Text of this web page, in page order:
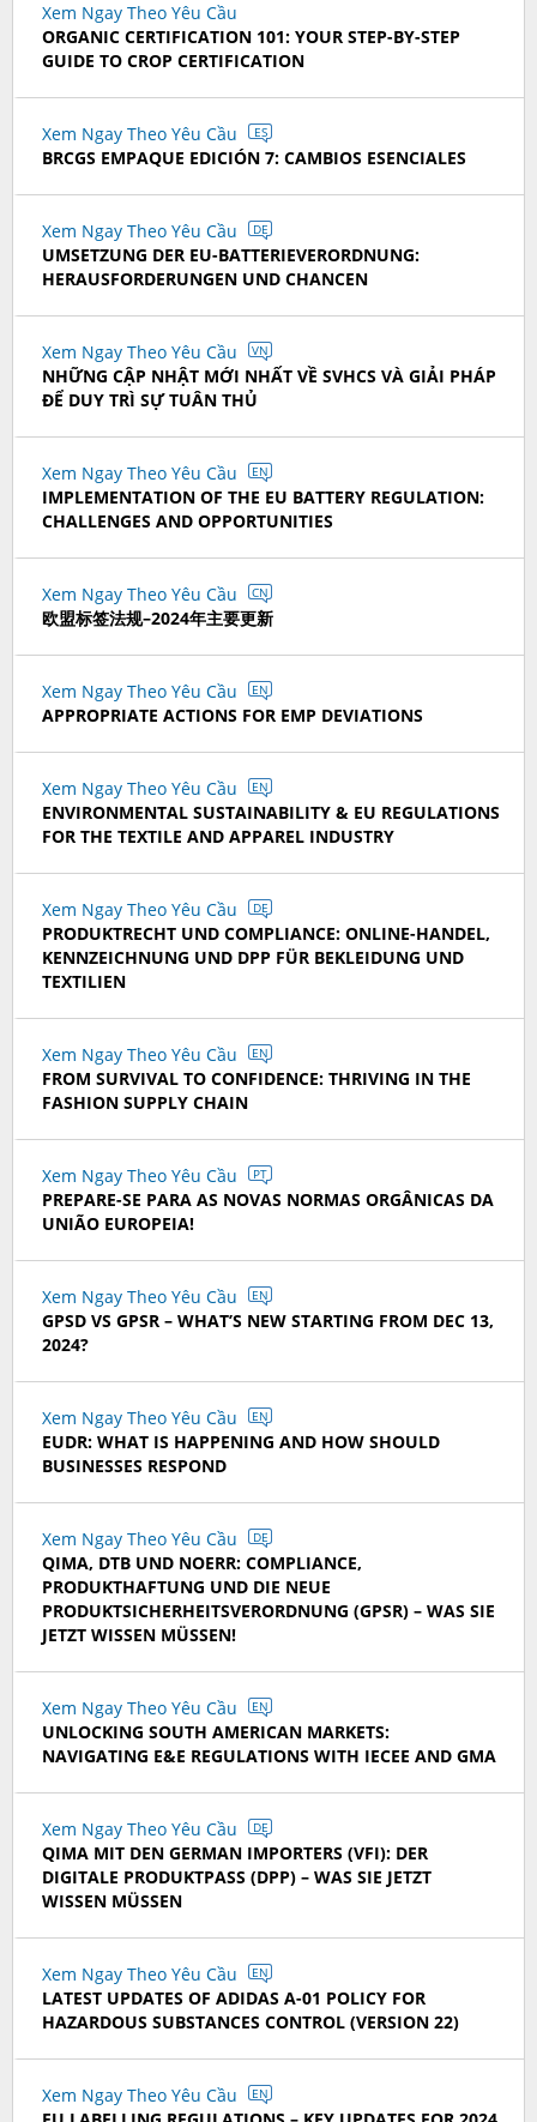
Xem Ngay Theo Yêu Cầu
ORGANIC CERTIFICATION 101: YOUR STEP-BY-STEP
GUIDE TO CROP CERTIFICATION
Xem Ngay Theo Yêu Cầu ES
BRCGS EMPAQUE EDICIÓN 7: CAMBIOS ESENCIALES
Xem Ngay Theo Yêu Cầu DE
UMSETZUNG DER EU-BATTERIEVERORDNUNG:
HERAUSFORDERUNGEN UND CHANCEN
Xem Ngay Theo Yêu Cầu VN
NHỮNG CẬP NHẬT MỚI NHẤT VỀ SVHCS VÀ GIẢI PHÁP
ĐỂ DUY TRÌ SỰ TUÂN THỦ
Xem Ngay Theo Yêu Cầu EN
IMPLEMENTATION OF THE EU BATTERY REGULATION:
CHALLENGES AND OPPORTUNITIES
Xem Ngay Theo Yêu Cầu CN
欧盟标签法规–2024年主要更新
Xem Ngay Theo Yêu Cầu EN
APPROPRIATE ACTIONS FOR EMP DEVIATIONS
Xem Ngay Theo Yêu Cầu EN
ENVIRONMENTAL SUSTAINABILITY & EU REGULATIONS
FOR THE TEXTILE AND APPAREL INDUSTRY
Xem Ngay Theo Yêu Cầu DE
PRODUKTRECHT UND COMPLIANCE: ONLINE-HANDEL,
KENNZEICHNUNG UND DPP FÜR BEKLEIDUNG UND
TEXTILIEN
Xem Ngay Theo Yêu Cầu EN
FROM SURVIVAL TO CONFIDENCE: THRIVING IN THE
FASHION SUPPLY CHAIN
Xem Ngay Theo Yêu Cầu PT
PREPARE-SE PARA AS NOVAS NORMAS ORGÂNICAS DA
UNIÃO EUROPEIA!
Xem Ngay Theo Yêu Cầu EN
GPSD VS GPSR – WHAT’S NEW STARTING FROM DEC 13,
2024?
Xem Ngay Theo Yêu Cầu EN
EUDR: WHAT IS HAPPENING AND HOW SHOULD
BUSINESSES RESPOND
Xem Ngay Theo Yêu Cầu DE
QIMA, DTB UND NOERR: COMPLIANCE,
PRODUKTHAFTUNG UND DIE NEUE
PRODUKTSICHERHEITSVERORDNUNG (GPSR) – WAS SIE
JETZT WISSEN MÜSSEN!
Xem Ngay Theo Yêu Cầu EN
UNLOCKING SOUTH AMERICAN MARKETS:
NAVIGATING E&E REGULATIONS WITH IECEE AND GMA
Xem Ngay Theo Yêu Cầu DE
QIMA MIT DEN GERMAN IMPORTERS (VFI): DER
DIGITALE PRODUKTPASS (DPP) – WAS SIE JETZT
WISSEN MÜSSEN
Xem Ngay Theo Yêu Cầu EN
LATEST UPDATES OF ADIDAS A-01 POLICY FOR
HAZARDOUS SUBSTANCES CONTROL (VERSION 22)
Xem Ngay Theo Yêu Cầu EN